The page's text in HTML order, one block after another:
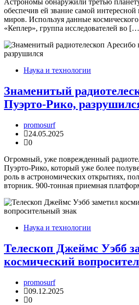
Астрономы обнаружили третью
обеспечив ей звание самой
миров. Используя данные
«Кеплер», группа исследователей во
Наука и технологии
Знаменитый
Пуэрто-Рико,
promosurf
24.05.2025
0
Огромный, уже поврежденный
Пуэрто-Рико, который уже более
роль в астрономических открытиях,
вторник. 900-тонная приемная
Наука и технологии
Телескоп Джеймс Уэбб
космический
promosurf
09.12.2025
0